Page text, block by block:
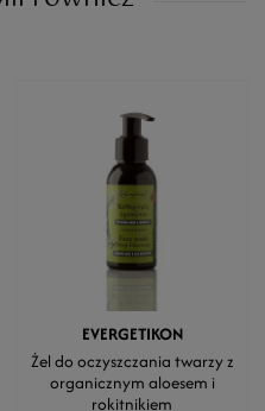
EVERGETIKON
Żel do oczyszczania twarzy z
organicznym aloesem i
rokitnikiem